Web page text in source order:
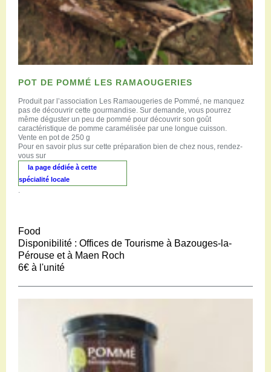
POT DE POMMÉ LES RAMAOUGERIES
Produit par l’association Les Ramaougeries de Pommé, ne manquez
pas de découvrir cette gourmandise. Sur demande, vous pourrez
même déguster un peu de pommé pour découvrir son goût
caractéristique de pomme caramélisée par une longue cuisson.
Vente en pot de 250 g
Pour en savoir plus sur cette préparation bien de chez nous, rendez-
vous sur
la page dédiée à cette
spécialité locale
.
Food
Disponibilité : Offices de Tourisme à Bazouges-la-
Pérouse et à Maen Roch
6€ à l'unité